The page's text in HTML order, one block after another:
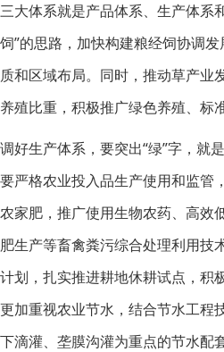
三大体系就是产品体系、生产体系
饲”的思路，加快构建粮经饲协调
质和区域布局。同时，推动草产业
养殖比重，积极推广绿色养殖、标
调好生产体系，要突出“绿”字，就
要严格农业投入品生产使用和监管
农家肥，推广使用生物农药、高效
肥生产等畜禽粪污综合处理利用技
计划，扎实推进耕地休耕试点，积
更加重视农业节水，结合节水工程
下滴灌、垄膜沟灌为重点的节水配